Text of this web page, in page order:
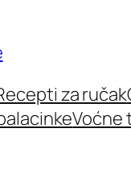
za ručak
Voćne